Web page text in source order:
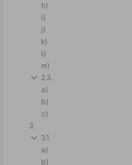
h)
i)
j)
k)
l)
m)
2.3.
a)
b)
c)
3.
3.1.
a)
b)